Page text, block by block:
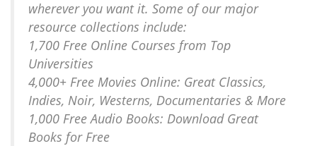
wherever you want it. Some of our major
resource collections include:
1,700 Free Online Courses from Top
Universities
4,000+ Free Movies Online: Great Classics,
Indies, Noir, Westerns, Documentaries & More
1,000 Free Audio Books: Download Great
Books for Free